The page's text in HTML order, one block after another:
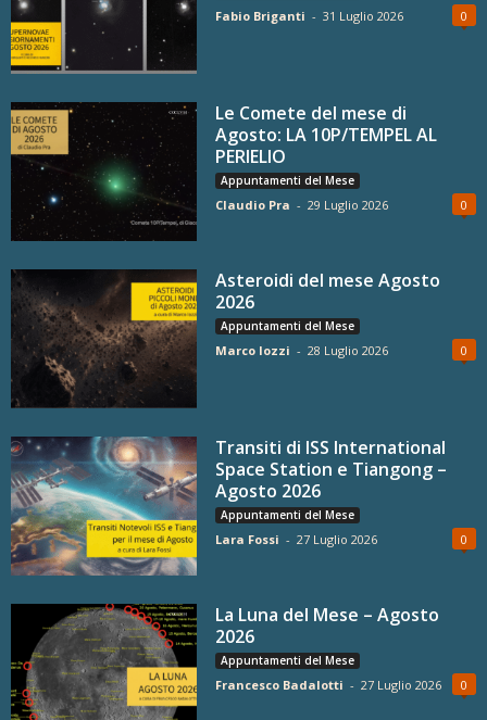
Fabio Briganti - 31 Luglio 2026 0
Le Comete del mese di
Agosto: LA 10P/TEMPEL AL
PERIELIO
Appuntamenti del Mese
Claudio Pra - 29 Luglio 2026 0
Asteroidi del mese Agosto
2026
Appuntamenti del Mese
Marco Iozzi - 28 Luglio 2026 0
Transiti di ISS International
Space Station e Tiangong –
Agosto 2026
Appuntamenti del Mese
Lara Fossi - 27 Luglio 2026 0
La Luna del Mese – Agosto
2026
Appuntamenti del Mese
Francesco Badalotti - 27 Luglio 2026 0